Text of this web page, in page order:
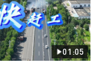
01:05